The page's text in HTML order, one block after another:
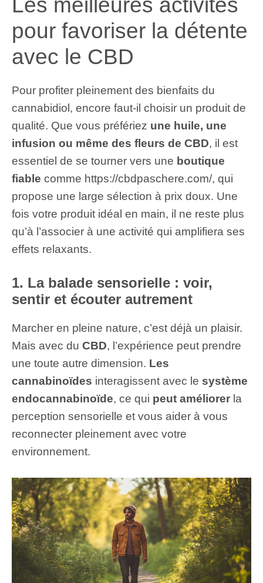
Les meilleures activités
pour favoriser la détente
avec le CBD
Pour profiter pleinement des bienfaits du
cannabidiol, encore faut-il choisir un produit de
qualité. Que vous préfériez une huile, une
infusion ou même des fleurs de CBD, il est
essentiel de se tourner vers une boutique
fiable comme https://cbdpaschere.com/, qui
propose une large sélection à prix doux. Une
fois votre produit idéal en main, il ne reste plus
qu’à l’associer à une activité qui amplifiera ses
effets relaxants.
1. La balade sensorielle : voir,
sentir et écouter autrement
Marcher en pleine nature, c’est déjà un plaisir.
Mais avec du CBD, l’expérience peut prendre
une toute autre dimension. Les
cannabinoïdes interagissent avec le système
endocannabinoïde, ce qui peut améliorer la
perception sensorielle et vous aider à vous
reconnecter pleinement avec votre
environnement.